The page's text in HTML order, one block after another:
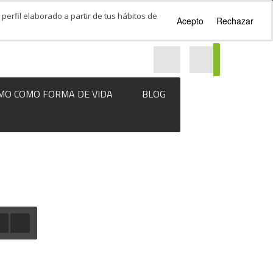
COMO FORMA DE VIDA BLOG
elaborado a partir de tus hábitos de
Acepto Rechazar